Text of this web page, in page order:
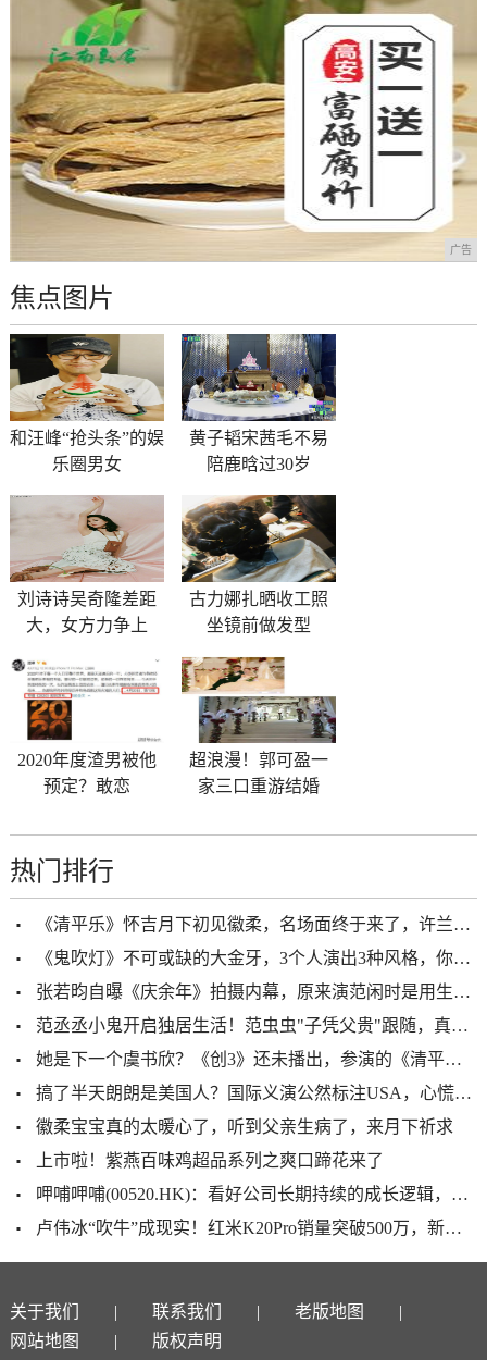
广告
焦点图片
和汪峰“抢头条”的娱
乐圈男女
黄子韬宋茜毛不易
陪鹿晗过30岁
刘诗诗吴奇隆差距
大，女方力争上
古力娜扎晒收工照
坐镜前做发型
2020年度渣男被他
预定？敢恋
超浪漫！郭可盈一
家三口重游结婚
热门排行
《清平乐》怀吉月下初见徽柔，名场面终于来了，许兰苕成皇上嫔妃
《鬼吹灯》不可或缺的大金牙，3个人演出3种风格，你喜欢哪款？
张若昀自曝《庆余年》拍摄内幕，原来演范闲时是用生命在耍帅
范丞丞小鬼开启独居生活！范虫虫"子凭父贵"跟随，真的酸了
她是下一个虞书欣？《创3》还未播出，参演的《清平乐》正在热播
搞了半天朗朗是美国人？国际义演公然标注USA，心慌晒护照求轻喷
徽柔宝宝真的太暖心了，听到父亲生病了，来月下祈求
上市啦！紫燕百味鸡超品系列之爽口蹄花来了
呷哺呷哺(00520.HK)：看好公司长期持续的成长逻辑，维持“买入”评级
卢伟冰“吹牛”成现实！红米K20Pro销量突破500万，新机在路上
关于我们 联系我们
老版地图
网站地图
版权声明